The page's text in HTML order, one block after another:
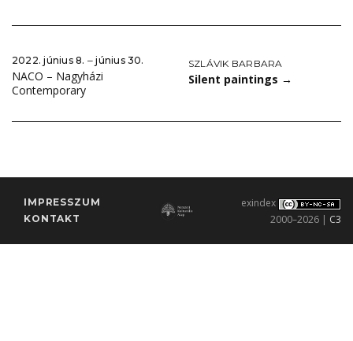
2022. június 8. ‒ június 30.
NACO – Nagyházi
Contemporary
SZLÁVIK BARBARA
Silent paintings →
IMPRESSZUM
KONTAKT
exindex
2000–2026 | C3